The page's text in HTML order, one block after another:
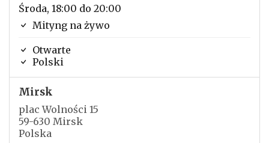
Środa, 18:00 do 20:00
Mityng na żywo
Otwarte
Polski
Mirsk
plac Wolności 15
59-630 Mirsk
Polska